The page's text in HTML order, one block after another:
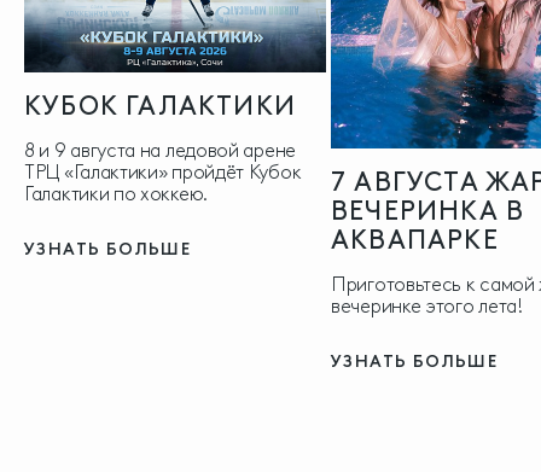
КУБОК ГАЛАКТИКИ
8 и 9 августа на ледовой арене
ТРЦ «Галактики» пройдёт Кубок
Галактики по хоккею.
УЗНАТЬ БОЛЬШЕ
7 АВГУСТА
ВЕЧЕРИНКА В
АКВАПАРКЕ
Приготовьтесь к
вечеринке этого лета!
УЗНАТЬ БОЛЬШЕ